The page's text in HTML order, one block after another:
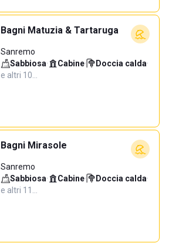
Bagni Matuzia & Tartaruga
Sanremo
Sabbiosa· Cabine· Doccia calda·
e altri 10…
Bagni Mirasole
Sanremo
Sabbiosa· Cabine· Doccia calda·
e altri 11…